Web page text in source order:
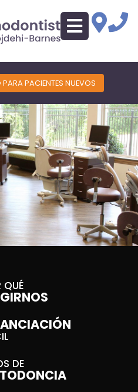
PACIENTES NUEVOS
QUÉ
DE